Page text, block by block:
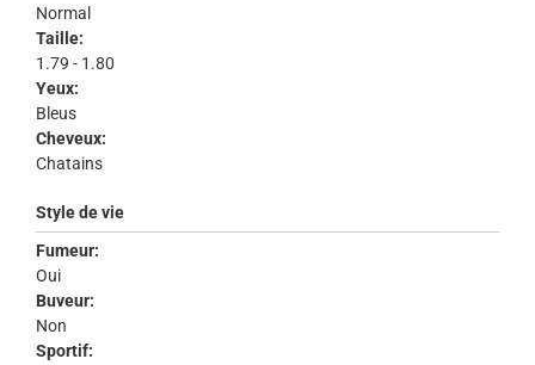
Normal
Taille:
1.79 - 1.80
Yeux:
Bleus
Cheveux:
Chatains
Style de vie
Fumeur:
Oui
Buveur:
Non
Sportif: